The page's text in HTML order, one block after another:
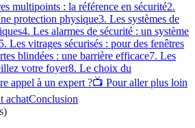
multipoints : la référence en sécurité2.
protection physique3. Les systèmes de
4. Les alarmes de sécurité : un système
5. Les vitrages sécurisés : pour des fenêtres
blindées : une barrière efficace7. Les
votre foyer8. Le choix du
appel à un expert ?📺 Pour aller plus loin
achatConclusion
)